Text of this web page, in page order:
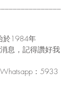
於1984年
息，記得讚好我
：5933